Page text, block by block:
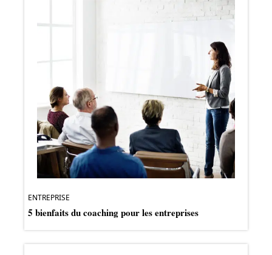
ENTREPRISE
5 bienfaits du coaching pour les entreprises